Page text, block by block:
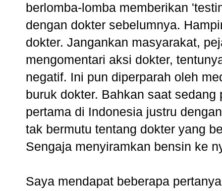
berlomba-lomba memberikan
dengan dokter sebelumnya.
dokter. Jangankan masyarakat,
mengomentari aksi dokter,
negatif. Ini pun diperparah oleh
buruk dokter. Bahkan saat
pertama di Indonesia justru
tak bermutu tentang dokter yang
Sengaja menyiramkan bensin ke
Saya mendapat beberapa